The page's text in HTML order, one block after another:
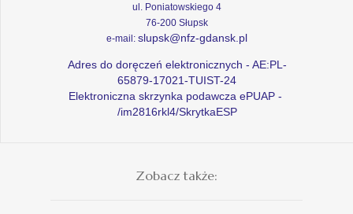
ul. Poniatowskiego 4
76-200 Słupsk
e-mail: slupsk@nfz-gdansk.pl
Adres do doręczeń elektronicznych - AE:PL-
65879-17021-TUIST-24
Elektroniczna skrzynka podawcza ePUAP -
/im2816rkl4/SkrytkaESP
Zobacz także: